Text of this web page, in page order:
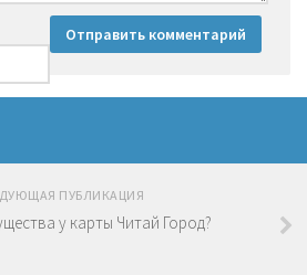
ПУБЛИКАЦИЯ
у карты Читай Город?